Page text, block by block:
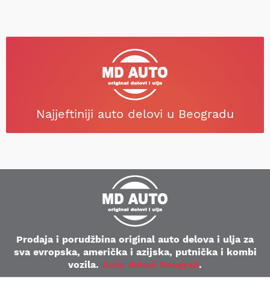
Najjeftiniji auto delovi u Beogradu
Prodaja i porudžbina original auto delova i ulja za
sva evropska, američka i azijska, putnička i kombi
vozila. Auto delovi Beograd.